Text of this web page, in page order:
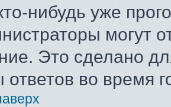
нибудь уже
могут
Это сделано
ответов во время